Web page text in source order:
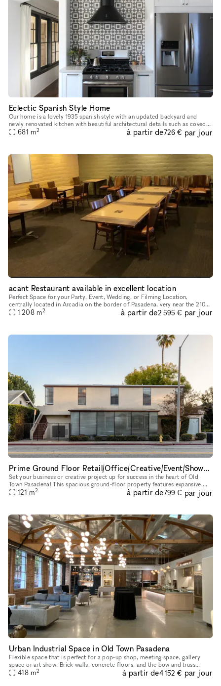
Eclectic Spanish Style Home
Our home is a lovely 1935 spanish style with an updated backyard and
newly renovated kitchen with beautiful architectural details such as coved
ceilings, original windows and arched doorways througho
681 m2 à partir de726 € par jour
acant Restaurant available in excellent location
Perfect Space for your Party, Event, Wedding, or Filming Location,
centrally located in Arcadia on the border of Pasadena, very near the 210
Freeway. Restaurant has three separate sections, all th
1 208 m2 à partir de2 595 € par jour
Prime Ground Floor Retail/Office/Creative/Event/Showroom Space in Old Town Pasadena
Set your business or creative project up for success in the heart of Old
Town Pasadena! This spacious ground-floor property features expansive,
street-facing windows that fill the space with natural
121 m2 à partir de799 € par jour
Urban Industrial Space in Old Town Pasadena
Flexible space that is perfect for a pop-up shop, meeting space, gallery
space or art show. Brick walls, concrete floors, and the bow and truss
architecture give this unique space character, and sk
418 m2 à partir de4 152 € par jour